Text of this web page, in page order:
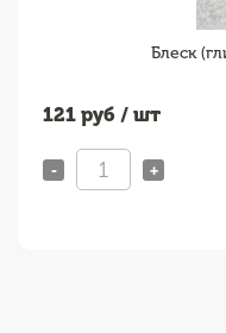
Блеск
121 руб / шт
- +